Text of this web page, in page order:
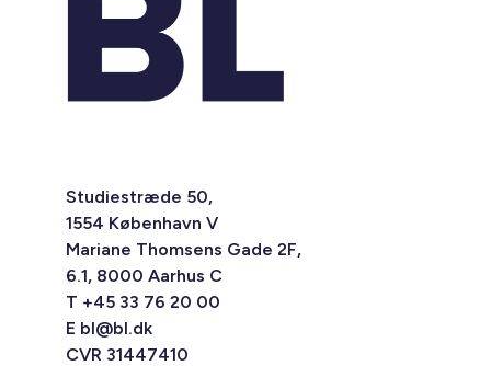
Studiestræde 50,
1554 København V
Mariane Thomsens Gade 2F,
6.1, 8000 Aarhus C
T +45 33 76 20 00
E bl@bl.dk
CVR 31447410